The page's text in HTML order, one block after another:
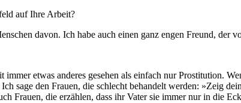
auf Ihre Arbeit?
davon. Ich habe auch einen ganz engen Freund, der
immer etwas anderes gesehen als einfach nur Prostitution.
sage den Frauen, die schlecht behandelt werden: »Zeig
Frauen, die erzählen, dass ihr Vater sie immer nur in die